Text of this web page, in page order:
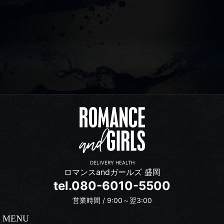
DELIVERY HEALTH
ロマンスandガールズ 盛岡
tel.080-6010-5500
営業時間 / 9:00～翌3:00
MENU